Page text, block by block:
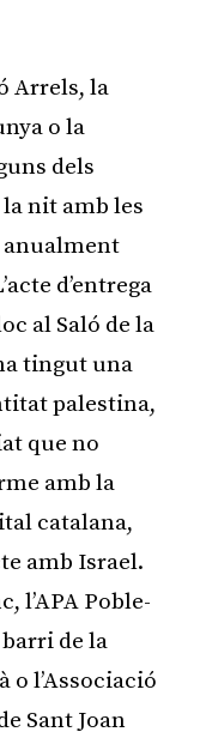
Arrels, la
o la
dels
nit amb les
anualment
d’entrega
al Saló de la
tingut una
palestina,
que no
amb la
catalana,
amb Israel.
l’APA Poble-
barri de la
o l’Associació
Sant Joan